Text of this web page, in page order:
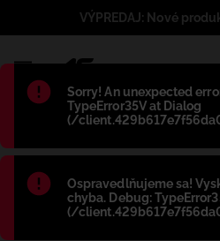
Błąd:
Sorry! An unexpected
TypeError35V at Dialog
(/
Błąd:
Ospravedlňujeme sa!
chyba. Debug:
(/
VÝPREDAJ: Nové